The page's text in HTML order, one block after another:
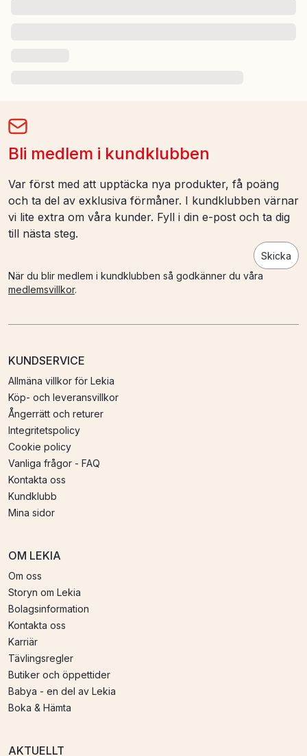
Bli medlem i kundklubben
Var först med att upptäcka nya produkter, få poäng
och ta del av exklusiva förmåner. I kundklubben värnar
vi lite extra om våra kunder. Fyll i din e-post och ta dig
till nästa steg.
Skicka
När du blir medlem i kundklubben så godkänner du våra
medlemsvillkor.
KUNDSERVICE
Allmäna villkor för Lekia
Köp- och leveransvillkor
Ångerrätt och returer
Integritetspolicy
Cookie policy
Vanliga frågor - FAQ
Kontakta oss
Kundklubb
Mina sidor
OM LEKIA
Om oss
Storyn om Lekia
Bolagsinformation
Kontakta oss
Karriär
Tävlingsregler
Butiker och öppettider
Babya - en del av Lekia
Boka & Hämta
AKTUELLT